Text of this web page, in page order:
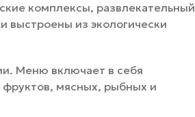
комплексы, развлекательный
выстроены из экологически
Меню включает в себя
мясных, рыбных и